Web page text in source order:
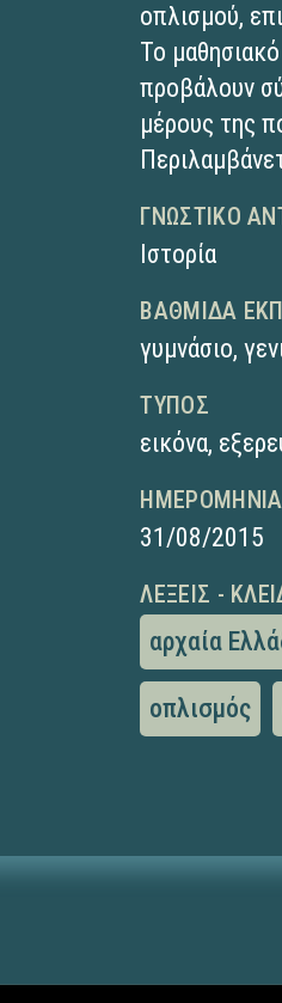
οπλισμού,
Το
προβάλουν
μέρους της
ΓΝΩΣΤΙΚΌ
Ιστορία
ΒΑΘΜΊΔΑ
γυμνάσιο,
ΤΎΠΟΣ
εικόνα,
31/08/2015
ΛΈΞΕΙΣ -
αρχαία
οπλισμός